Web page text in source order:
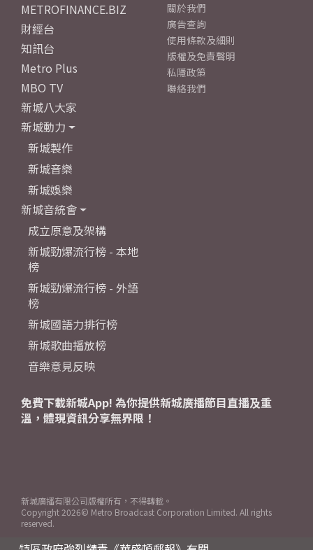
METROFINANCE.BIZ
財經台
知訊台
Metro Plus
MBO TV
新城八大家
新城動力
新城製作
新城音樂
新城娛樂
新城音統會
成立原意及架構
新城勁爆流行榜 - 本地
榜
新城勁爆流行榜 - 外語
榜
新城國語力排行榜
新城歌曲播放榜
音樂意見反映
關於我們
廣告查詢
使用條款及細則
版權及免責聲明
私隱政策
聯絡我們
免費下載新城App! 為你提供新城廣播節目直播及重
溫，體現資訊分享無界限！
新城廣播有限公司版權所有，不得轉載。
Copyright 2026© Metro Broadcast Corporation Limited. All rights
reserved.